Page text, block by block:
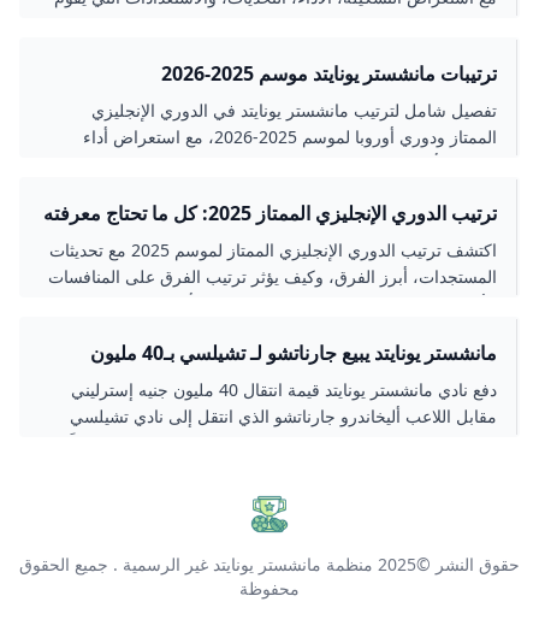
ترتيبات مانشستر يونايتد موسم 2025-2026
تفصيل شامل لترتيب مانشستر يونايتد في الدوري الإنجليزي
الممتاز ودوري أوروبا لموسم 2025-2026، مع استعراض أداء
ترتيب الدوري الإنجليزي الممتاز 2025: كل ما تحتاج معرفته
اكتشف ترتيب الدوري الإنجليزي الممتاز لموسم 2025 مع تحديثات
المستجدات، أبرز الفرق، وكيف يؤثر ترتيب الفرق على المنافسات
مانشستر يونايتد يبيع جارناتشو لـ تشيلسي بـ40 مليون
دفع نادي مانشستر يونايتد قيمة انتقال 40 مليون جنيه إسترليني
مقابل اللاعب أليخاندرو جارناتشو الذي انتقل إلى نادي تشيلسي
مسيرة اللاعب من أكاديمية يونايتد إلى نجم واعد في تشيلسي.
حقوق النشر ©2025 منظمة مانشستر يونايتد غير الرسمية . جميع الحقوق
محفوظة